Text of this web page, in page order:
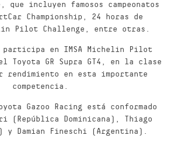
que incluyen famosos campeonatos
Championship, 24 horas de
Pilot Challenge, entre otras.
participa en IMSA Michelin Pilot
Toyota GR Supra GT4, en la clase
rendimiento en esta importante
competencia.
Gazoo Racing está conformado
(República Dominicana), Thiago
y Damian Fineschi (Argentina).